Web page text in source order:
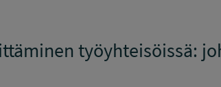
työyhteisöissä: